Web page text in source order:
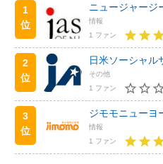
1
位
ニュージャージ
情報
1 ファン
2
位
日米ソーシャル
その他
1 ファン
3
位
ジモモニューヨ
情報
1 ファン